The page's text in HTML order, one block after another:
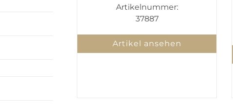
Artikelnummer:
37887
Artikel ansehen